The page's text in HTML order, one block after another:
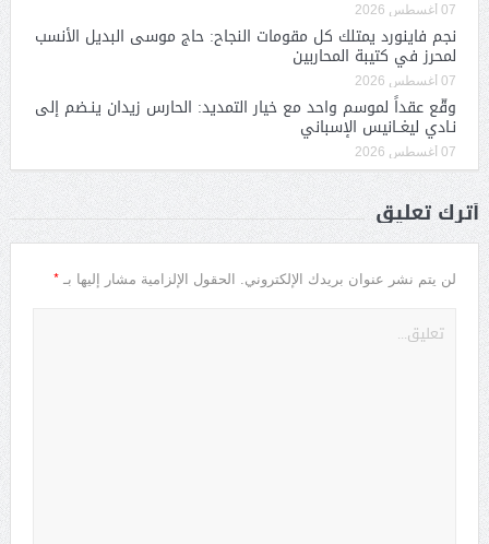
07 أغسطس 2026
نجم فاينورد يمتلك كل مقومات النجاح: حاج موسى البديل الأنسب
لمحرز في كتيبة المحاربين
07 أغسطس 2026
وقّع عقداً لموسم واحد مع خيار التمديد: الحارس زيدان ينـضم إلى
نـادي ليغــانيس الإسباني
07 أغسطس 2026
أترك تعليق
لن يتم نشر عنوان بريدك الإلكتروني. الحقول الإلزامية مشار إليها بـ *